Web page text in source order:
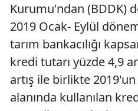
Kurumu'ndan (BDDK)
2019 Ocak- Eylül
tarım bankacılığı
kredi tutarı yüzde 4,9
artış ile birlikte 2019'un
alanında kullanılan